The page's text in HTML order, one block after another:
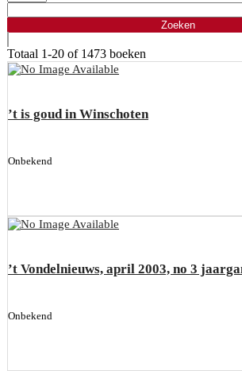
Totaal 1-20 of 1473 boeken
’t is goud in Winschoten
Onbekend
’t Vondelnieuws, april 2003, no 3
Onbekend